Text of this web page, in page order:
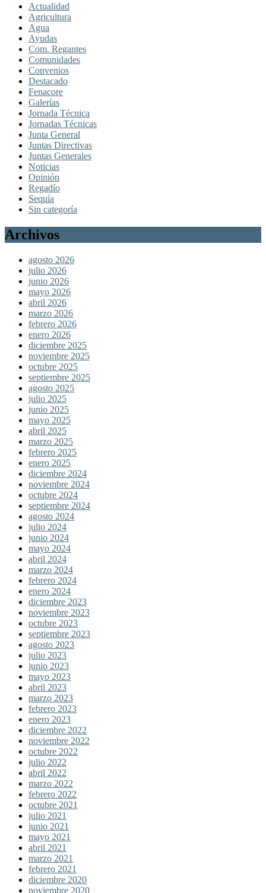
Actualidad
Agricultura
Agua
Ayudas
Com. Regantes
Comunidades
Convenios
Destacado
Fenacore
Galerías
Jornada Técnica
Jornadas Técnicas
Junta General
Juntas Directivas
Juntas Generales
Noticias
Opinión
Regadío
Sequía
Sin categoría
Archivos
agosto 2026
julio 2026
junio 2026
mayo 2026
abril 2026
marzo 2026
febrero 2026
enero 2026
diciembre 2025
noviembre 2025
octubre 2025
septiembre 2025
agosto 2025
julio 2025
junio 2025
mayo 2025
abril 2025
marzo 2025
febrero 2025
enero 2025
diciembre 2024
noviembre 2024
octubre 2024
septiembre 2024
agosto 2024
julio 2024
junio 2024
mayo 2024
abril 2024
marzo 2024
febrero 2024
enero 2024
diciembre 2023
noviembre 2023
octubre 2023
septiembre 2023
agosto 2023
julio 2023
junio 2023
mayo 2023
abril 2023
marzo 2023
febrero 2023
enero 2023
diciembre 2022
noviembre 2022
octubre 2022
julio 2022
abril 2022
marzo 2022
febrero 2022
octubre 2021
julio 2021
junio 2021
mayo 2021
abril 2021
marzo 2021
febrero 2021
diciembre 2020
noviembre 2020